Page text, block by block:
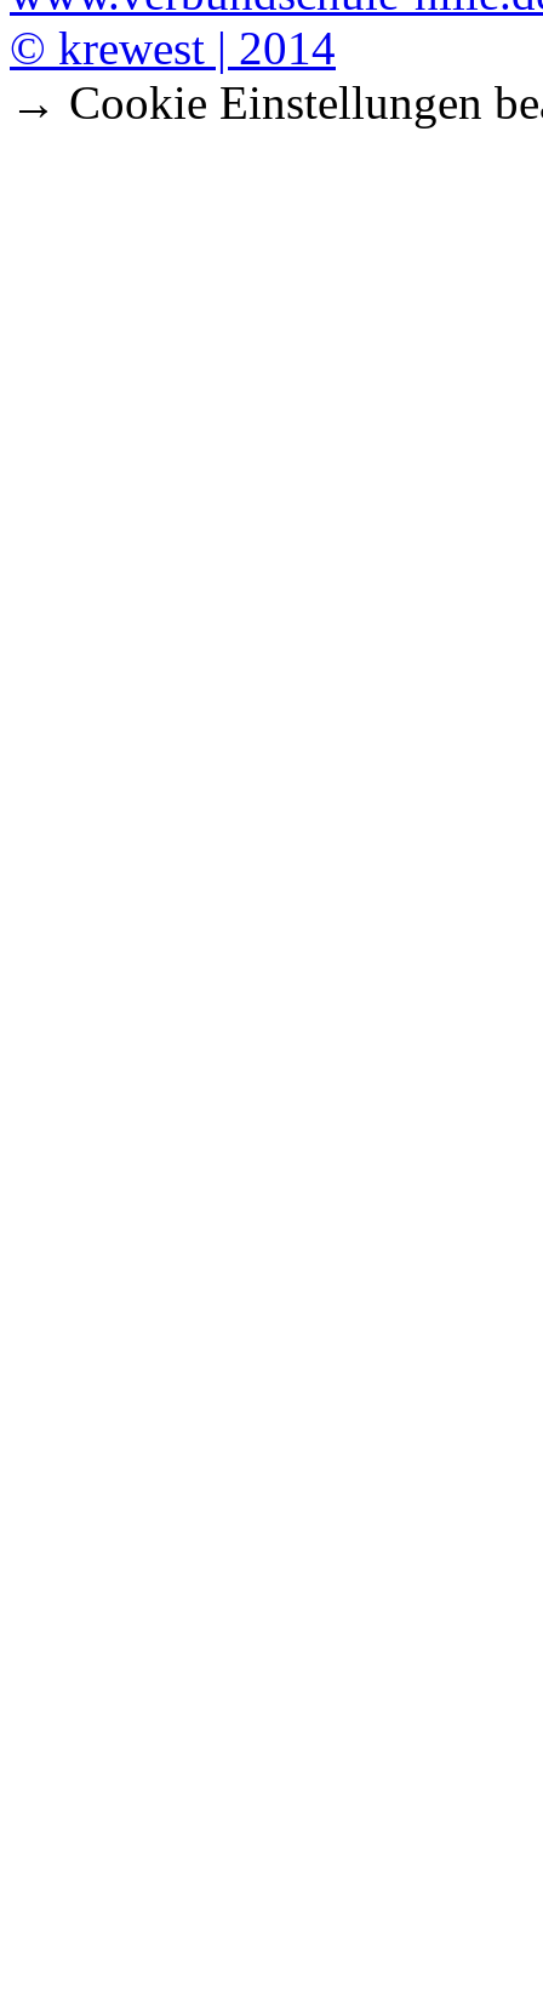
© krewest | 2014
→ Cookie Einstellungen